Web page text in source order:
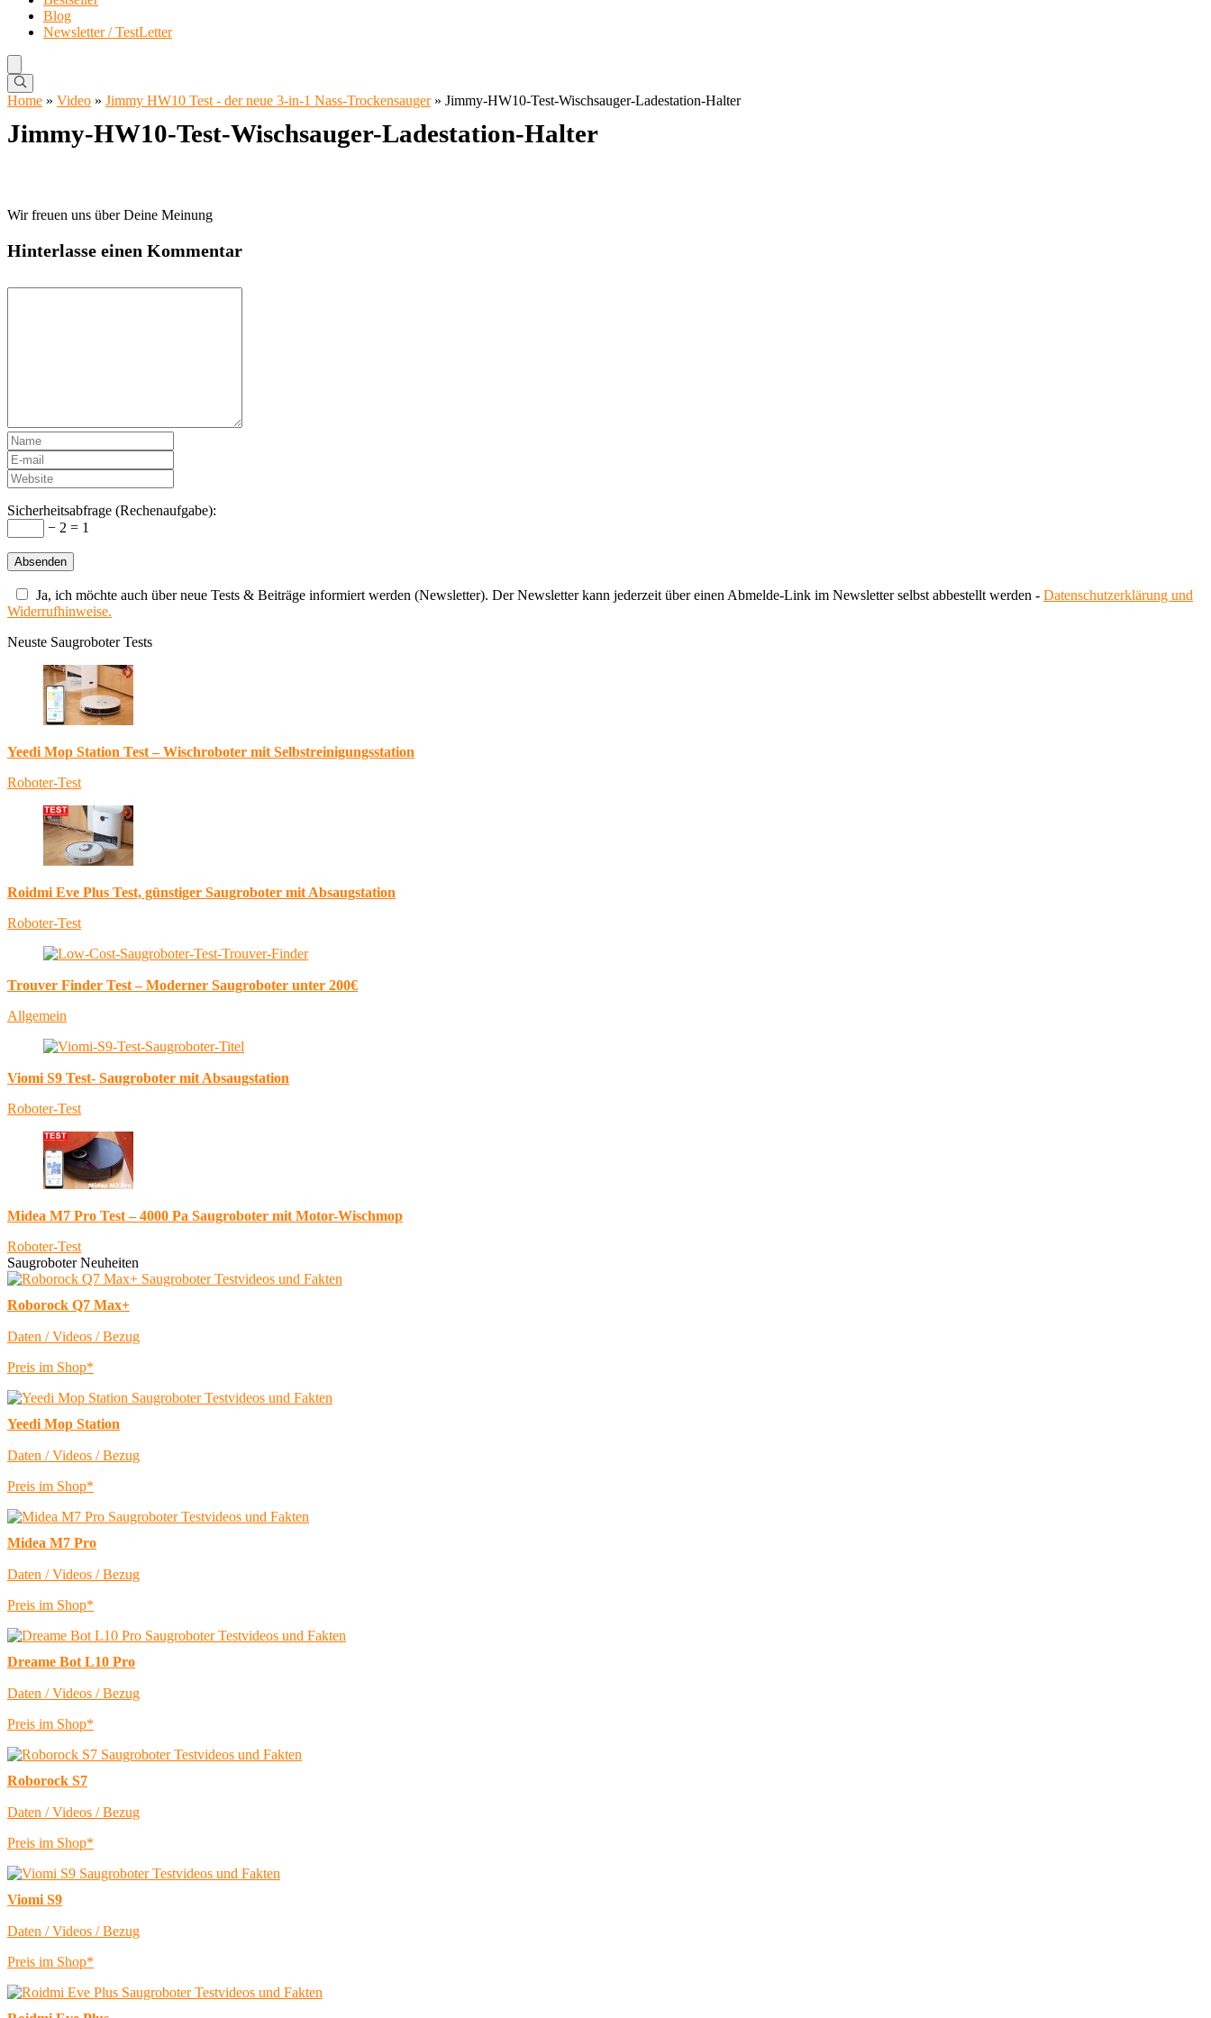
Blog
Newsletter / TestLetter
Home » Video » Jimmy HW10 Test - der neue 3-in-1 Nass-Trockensauger» Jimmy-HW10-Test-Wischsauger-Ladestation-Halter
Jimmy-HW10-Test-Wischsauger-Ladestation-Halter
Wir freuen uns über Deine Meinung
Hinterlasse einen Kommentar
Sicherheitsabfrage (Rechenaufgabe):
− 2 = 1
Ja, ich möchte auch über neue Tests & Beiträge informiert werden (Newsletter). Der Newsletter kann jederzeit über einen Abmelde-Link im Newsletter selbst abbestellt werden - Datenschutzerklärung und
Widerrufhinweise.
Neuste Saugroboter Tests
Yeedi Mop Station Test – Wischroboter mit Selbstreinigungsstation
Roboter-Test
Roidmi Eve Plus Test, günstiger Saugroboter mit Absaugstation
Roboter-Test
Trouver Finder Test – Moderner Saugroboter unter 200€
Allgemein
Viomi S9 Test- Saugroboter mit Absaugstation
Roboter-Test
Midea M7 Pro Test – 4000 Pa Saugroboter mit Motor-Wischmop
Roboter-Test
Saugroboter Neuheiten
Roborock Q7 Max+
Daten / Videos / Bezug
Preis im Shop*
Yeedi Mop Station
Daten / Videos / Bezug
Preis im Shop*
Midea M7 Pro
Daten / Videos / Bezug
Preis im Shop*
Dreame Bot L10 Pro
Daten / Videos / Bezug
Preis im Shop*
Roborock S7
Daten / Videos / Bezug
Preis im Shop*
Viomi S9
Daten / Videos / Bezug
Preis im Shop*